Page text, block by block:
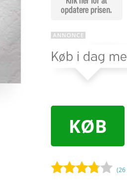
KØB
(26